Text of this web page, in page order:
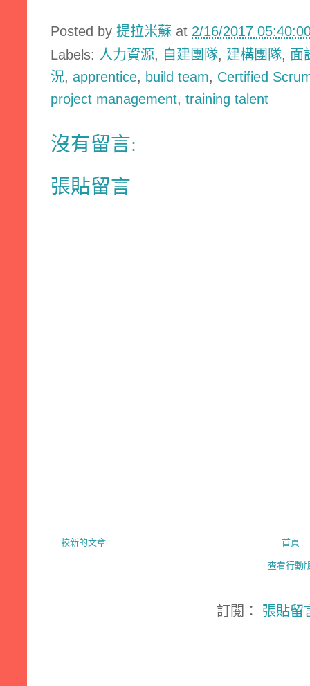
Posted by 提拉米蘇 at 2/16/2017
Labels: 人力資源, 自建團隊, 建構團隊, 面
況, apprentice, build team, Certified
project management, training talent
沒有留言:
張貼留言
較新的文章 首頁
查看行動
訂閱： 張貼留